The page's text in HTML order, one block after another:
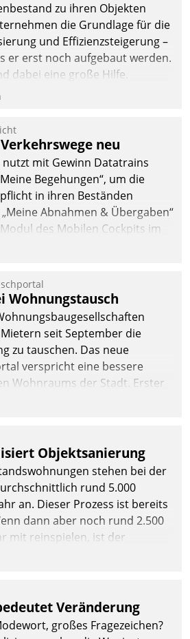
zu ihren Objekten
die Grundlage für die
und Effizienzsteigerung –
er erst noch aufgebaut werden.
dabei eine große Hilfe.
neu
nutzt mit Gewinn Datatrains
Begehungen“, um die
in ihren Beständen
Abnahmen & Übergaben“
des Mobilen Cockpits im
Wohnungstausch
seit September die
zu tauschen. Das neue
verspricht eine bessere
Wohnraums der Stadt. Erster
Lösung API-Hub mit
Objektsanierung
stehen bei der
rund 5.000
an. Dieser Prozess ist bereits
dann aber noch rund 2.500
mit reinspielen, ist der
immens. Im
daher
Datatrain GmbH den
digitalisiert.
Veränderung
großes Fragezeichen?